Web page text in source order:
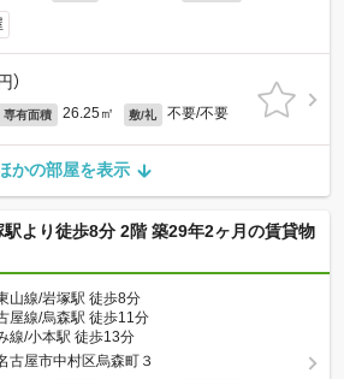
）
専有面積 26.25㎡ 敷/礼 不要/不要
かの部屋を表示
駅より徒歩8分 2階 築29年2ヶ月の賃貸物
山線/岩塚駅 徒歩8分
屋線/烏森駅 徒歩11分
線/小本駅 徒歩13分
古屋市中村区烏森町３